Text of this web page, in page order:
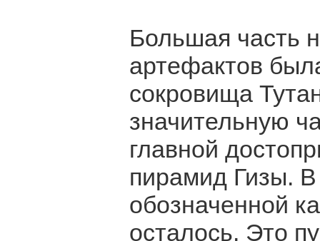
Большая часть
артефактов
сокровища
значительную
главной
пирамид Гизы.
обозначенной
осталось. Это